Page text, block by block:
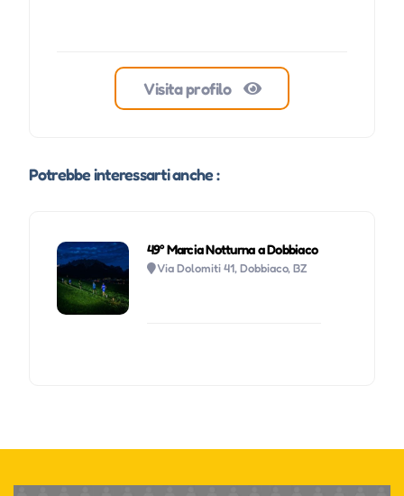
Visita profilo
Potrebbe interessarti anche :
49° Marcia Notturna a Dobbiaco
Via Dolomiti 41, Dobbiaco, BZ